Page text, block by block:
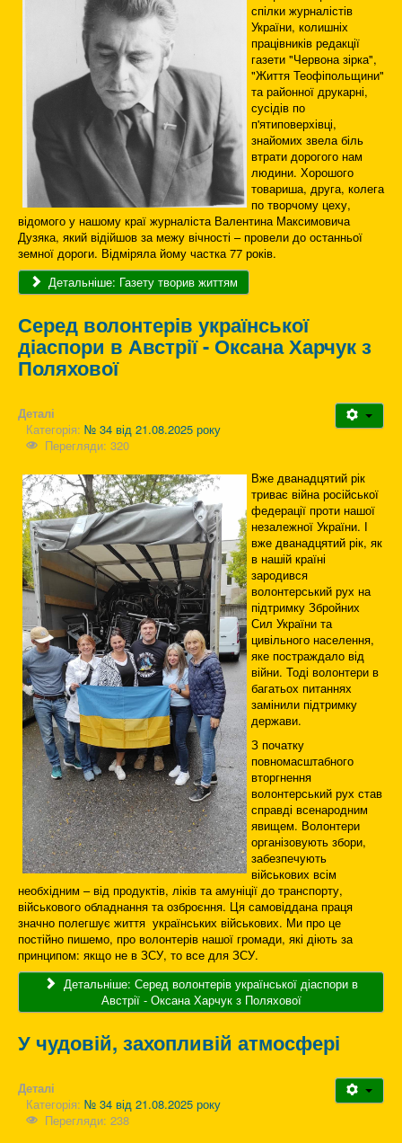
спілки журналістів
України, колишніх
працівників редакції
газети "Червона зірка",
"Життя Теофіпольщини"
та районної друкарні,
сусідів по
п'ятиповерхівці,
знайомих звела біль
втрати дорогого нам
людини. Хорошого
товариша, друга, колега
по творчому цеху,
відомого у нашому краї журналіста Валентина Максимовича
Дузяка, який відійшов за межу вічності – провели до останньої
земної дороги. Відміряла йому частка 77 років.
Детальніше: Газету творив життям
Серед волонтерів української
діаспори в Австрії - Оксана Харчук з
Поляхової
Деталі
Категорія: № 34 від 21.08.2025 року
Перегляди: 320
Вже дванадцятий рік
триває війна російської
федерації проти нашої
незалежної України. І
вже дванадцятий рік, як
в нашій країні
зародився
волонтерський рух на
підтримку Збройних
Сил України та
цивільного населення,
яке постраждало від
війни. Тоді волонтери в
багатьох питаннях
замінили підтримку
держави.
З початку
повномасштабного
вторгнення
волонтерський рух став
справді всенародним
явищем. Волонтери
організовують збори,
забезпечують
військових всім
необхідним – від продуктів, ліків та амуніції до транспорту,
військового обладнання та озброєння. Ця самовіддана праця
значно полегшує життя українських військових. Ми про це
постійно пишемо, про волонтерів нашої громади, які діють за
принципом: якщо не в ЗСУ, то все для ЗСУ.
Детальніше: Серед волонтерів української діаспори в
Австрії - Оксана Харчук з Поляхової
У чудовій, захопливій атмосфері
Деталі
Категорія: № 34 від 21.08.2025 року
Перегляди: 238